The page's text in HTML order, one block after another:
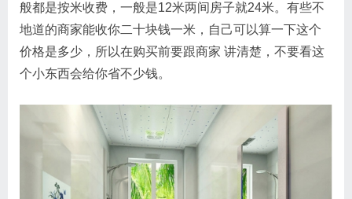
般都是按米收费，一般是12米两间房子就24米。有些不
地道的商家能收你二十块钱一米，自己可以算一下这个
价格是多少，所以在购买前要跟商家 讲清楚，不要看这
个小东西会给你省不少钱。